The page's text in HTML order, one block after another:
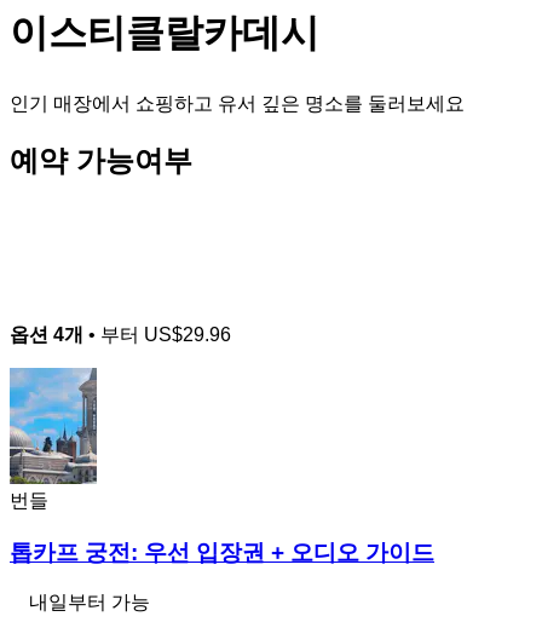
이스티클랄카데시
인기 매장에서 쇼핑하고 유서 깊은 명소를 둘러보세요
예약 가능여부
옵션 4개 • 부터 US$29.96
번들
톱카프 궁전: 우선 입장권 + 오디오 가이드
내일부터 가능